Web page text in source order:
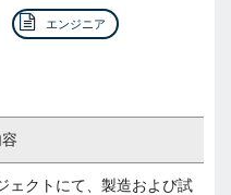
エンジニア
ェクトにて、製造および試